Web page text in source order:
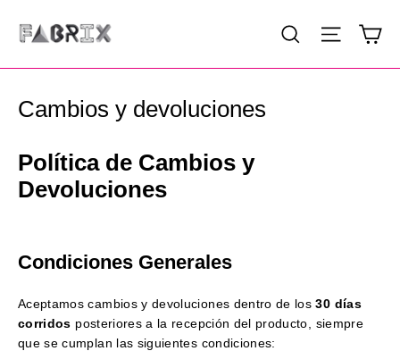
directamente
contenido
Buscar
Cambios y devoluciones
Política de Cambios y
Devoluciones
Condiciones Generales
Aceptamos cambios y devoluciones dentro de los30 días
corridos posteriores a la recepción del producto, siempre
que se cumplan las siguientes condiciones: